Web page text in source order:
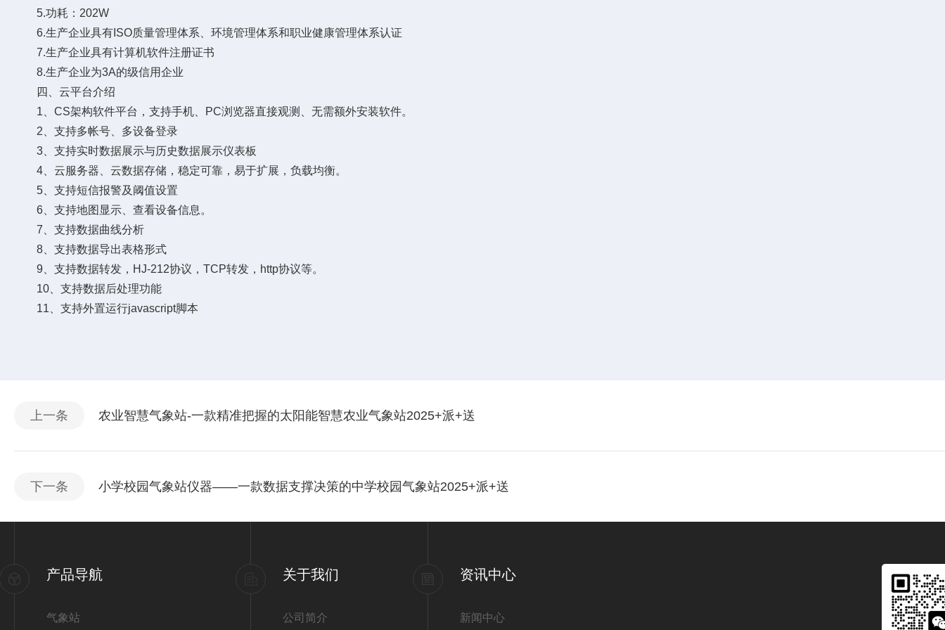
5.功耗：202W
6.生产企业具有ISO质量管理体系、环境管理体系和职业健康管理体系认证
7.生产企业具有计算机软件注册证书
8.生产企业为3A的级信用企业
四、云平台介绍
1、CS架构软件平台，支持手机、PC浏览器直接观测、无需额外安装软件。
2、支持多帐号、多设备登录
3、支持实时数据展示与历史数据展示仪表板
4、云服务器、云数据存储，稳定可靠，易于扩展，负载均衡。
5、支持短信报警及阈值设置
6、支持地图显示、查看设备信息。
7、支持数据曲线分析
8、支持数据导出表格形式
9、支持数据转发，HJ-212协议，TCP转发，http协议等。
10、支持数据后处理功能
11、支持外置运行javascript脚本
上一条 农业智慧气象站-一款精准把握的太阳能智慧农业气象站2025+派+送
下一条 小学校园气象站仪器——一款数据支撑决策的中学校园气象站2025+派+送
产品导航
气象站
关于我们
公司简介
资讯中心
新闻中心